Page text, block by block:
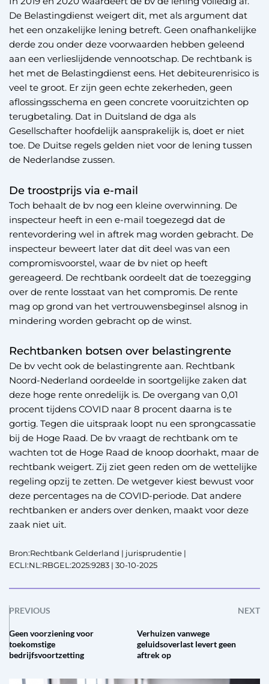
De Belastingdienst weigert dit, met als argument dat
het een onzakelijke lening betreft. Geen onafhankelijke
derde zou onder deze voorwaarden hebben geleend
aan een verlieslijdende vennootschap. De rechtbank is
het met de Belastingdienst eens. Het debiteurenrisico is
veel te groot. Er zijn geen echte zekerheden, geen
aflossingsschema en geen concrete vooruitzichten op
terugbetaling. Dat in Duitsland de dga als
Gesellschafter hoofdelijk aansprakelijk is, doet er niet
toe. De Duitse regels gelden niet voor de lening tussen
de Nederlandse zussen.
De troostprijs via e-mail
Toch behaalt de bv nog een kleine overwinning. De
inspecteur heeft in een e-mail toegezegd dat de
rentevordering wel in aftrek mag worden gebracht. De
inspecteur beweert later dat dit deel was van een
compromisvoorstel, waar de bv niet op heeft
gereageerd. De rechtbank oordeelt dat de toezegging
over de rente losstaat van het compromis. De rente
mag op grond van het vertrouwensbeginsel alsnog in
mindering worden gebracht op de winst.
Rechtbanken botsen over belastingrente
De bv vecht ook de belastingrente aan. Rechtbank
Noord-Nederland oordeelde in soortgelijke zaken dat
deze hoge rente onredelijk is. De overgang van 0,01
procent tijdens COVID naar 8 procent daarna is te
gortig. Tegen die uitspraak loopt nu een sprongcassatie
bij de Hoge Raad. De bv vraagt de rechtbank om te
wachten tot de Hoge Raad de knoop doorhakt, maar de
rechtbank weigert. Zij ziet geen reden om de wettelijke
regeling opzij te zetten. De wetgever kiest bewust voor
deze percentages na de COVID-periode. Dat andere
rechtbanken er anders over denken, maakt voor deze
zaak niet uit.
Bron:Rechtbank Gelderland | jurisprudentie |
ECLI:NL:RBGEL:2025:9283 | 30-10-2025
PREVIOUS NEXT
Geen voorziening voor
toekomstige
bedrijfsvoortzetting
Verhuizen vanwege
geluidsoverlast levert geen
aftrek op